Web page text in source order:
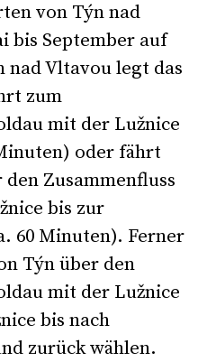
von Týn nad
bis September auf
nad Vltavou legt das
zum
mit der Lužnice
oder fährt
Zusammenfluss
bis zur
60 Minuten). Ferner
Týn über den
mit der Lužnice
bis nach
zurück wählen.